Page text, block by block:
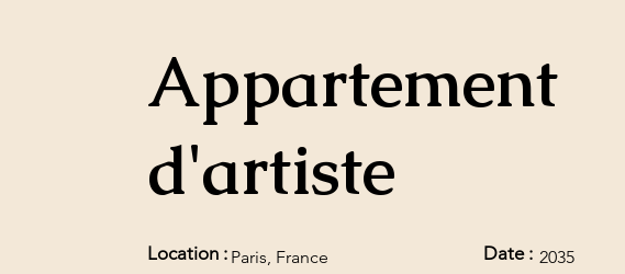
Appartement
d'artiste
Location : Paris, France Date : 2035